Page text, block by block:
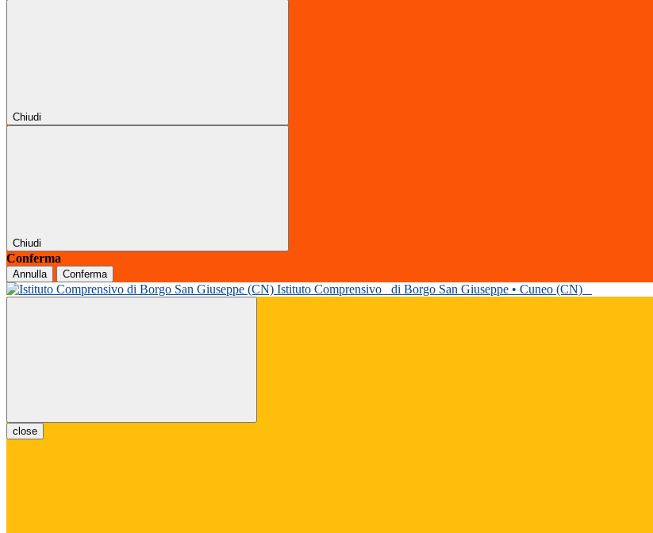
Chiudi
Chiudi
Conferma
Annulla Conferma
Istituto Comprensivo di Borgo San Giuseppe • Cuneo (CN)
close